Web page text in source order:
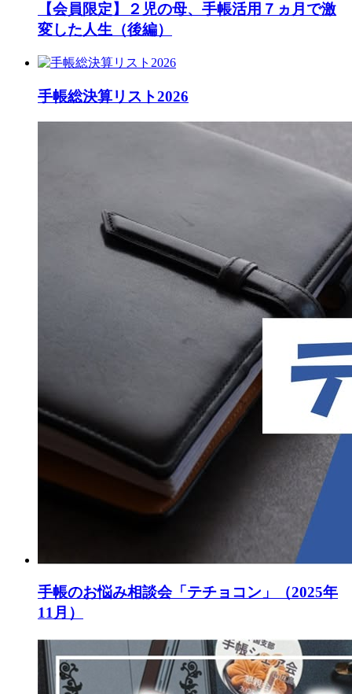
【会員限定】２児の母、手帳活用７ヵ月で激
変した人生（後編）
手帳総決算リスト2026
手帳のお悩み相談会「テチョコン」（2025年
11月）